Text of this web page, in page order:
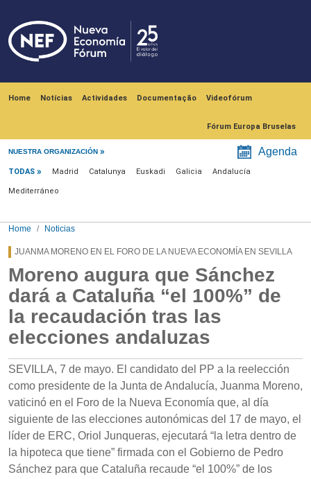
Home Notícias Actividades Documentação Videofórum
Fórum Europa Bruselas
NUESTRA ORGANIZACIÓN Agenda
Menú noticias
TODAS Madrid Catalunya Euskadi Galicia Andalucía
Mediterráneo
Home Noticias
JUANMA MORENO EN EL FORO DE LA NUEVA ECONOMÍA EN SEVILLA
Moreno augura que Sánchez
dará a Cataluña “el 100%” de
la recaudación tras las
elecciones andaluzas
SEVILLA, 7 de mayo. El candidato del PP a la reelección
como presidente de la Junta de Andalucía, Juanma Moreno,
vaticinó en el Foro de la Nueva Economía que, al día
siguiente de las elecciones autonómicas del 17 de mayo, el
líder de ERC, Oriol Junqueras, ejecutará “la letra dentro de
la hipoteca que tiene” firmada con el Gobierno de Pedro
Sánchez para que Cataluña recaude “el 100%” de los